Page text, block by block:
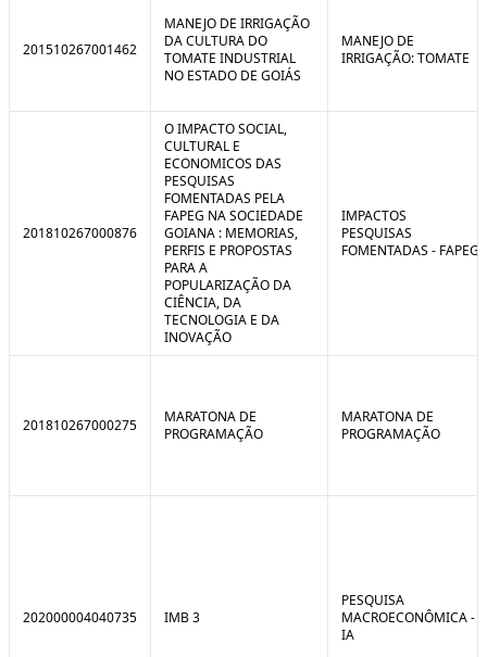
201510267001462
MANEJO DE IRRIGAÇÃO
DA CULTURA DO
TOMATE INDUSTRIAL
NO ESTADO DE GOIÁS
MANEJO DE
IRRIGAÇÃO: TOMATE
201810267000876
O IMPACTO SOCIAL,
CULTURAL E
ECONOMICOS DAS
PESQUISAS
FOMENTADAS PELA
FAPEG NA SOCIEDADE
GOIANA : MEMORIAS,
PERFIS E PROPOSTAS
PARA A
POPULARIZAÇÃO DA
CIÊNCIA, DA
TECNOLOGIA E DA
INOVAÇÃO
IMPACTOS
PESQUISAS
FOMENTADAS - FAPEG
201810267000275
MARATONA DE
PROGRAMAÇÃO
MARATONA DE
PROGRAMAÇÃO
202000004040735 IMB 3
PESQUISA
MACROECONÔMICA -
IA